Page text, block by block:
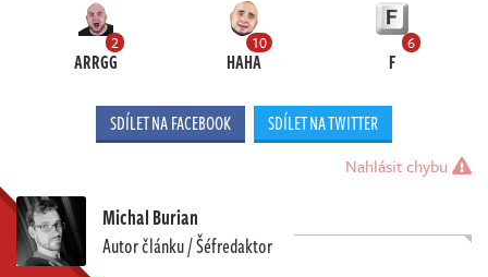
2
ARRGG
10
HAHA
6
F
SDÍLET NA FACEBOOK SDÍLET NA TWITTER
Nahlásit chybu
Michal Burian
Autor článku / Šéfredaktor